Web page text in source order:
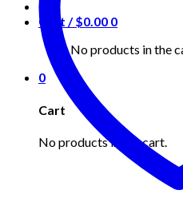
Cart /$0.00 0
No products in the
0
Cart
No products in the cart.